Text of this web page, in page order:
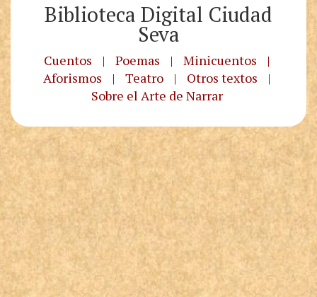
Biblioteca Digital Ciudad
Seva
Cuentos | Poemas | Minicuentos
|
Aforismos
| Teatro | Otros textos
|
Sobre el Arte de Narrar